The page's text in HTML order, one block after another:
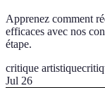
Apprenez comment
efficaces avec nos
étape.
critique artistique
Jul 26